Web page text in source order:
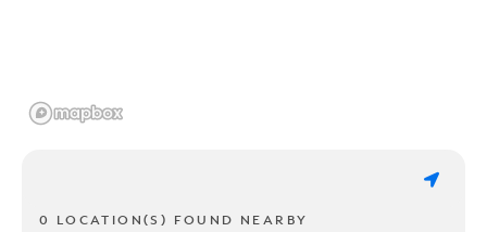
0 LOCATION(S) FOUND NEARBY